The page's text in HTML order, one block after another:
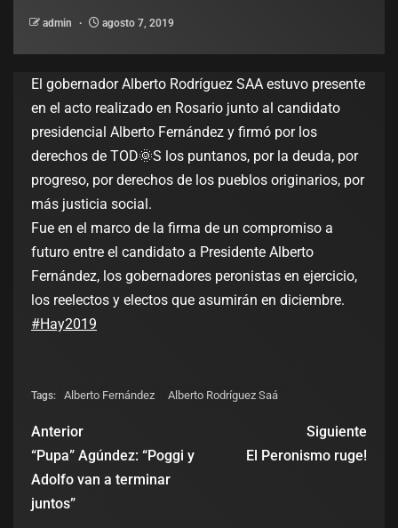
admin agosto 7, 2019
El gobernador Alberto Rodríguez SAA estuvo presente
en el acto realizado en Rosario junto al candidato
presidencial Alberto Fernández y firmó por los
derechos de TOD🌞S los puntanos, por la deuda, por
progreso, por derechos de los pueblos originarios, por
más justicia social.
Fue en el marco de la firma de un compromiso a
futuro entre el candidato a Presidente Alberto
Fernández, los gobernadores peronistas en ejercicio,
los reelectos y electos que asumirán en diciembre.
#Hay2019
Tags: Alberto Fernández Alberto Rodríguez Saá
Anterior
“Pupa” Agúndez: “Poggi y
Adolfo van a terminar
juntos”
Siguiente
El Peronismo ruge!